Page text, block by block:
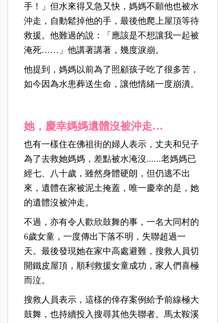
手！」但水來得又急又快，媽媽不願他也被水
沖走，自動鬆掉他的手，最後他爬上屋頂等待
救援。他難過的說：「應該是不想讓我一起被
淹死……」他講著講著，幾度淚崩。
他提到，媽媽以前為了照顧孩子吃了很多苦，
如今因為水患葬送生命，讓他情緒一度崩潰。
她，慶幸媽媽遺體沒被沖走…
也有一樣住在佛祖街的婦人表示，丈夫和兒子
為了去救她媽媽，差點被水淹沒......老媽媽已
經七、八十歲，雖然身體硬朗，但仍逃不出
來，遺體在家被泥土掩蓋，唯一慶幸的是，她
的遺體沒被沖走。
不過，亦有令人歡欣鼓舞的事，一名大同村的
6歲女童，一度傳出下落不明，失聯超過一
天。最後發現她在家中高處避難，搜救人員切
開鐵皮屋頂，順利救援女童成功，家人們喜極
而泣。
搜救人員表示，這樣的倖存案例給予前線極大
鼓舞，也持續投入搜尋其他失聯者。馬太鞍溪